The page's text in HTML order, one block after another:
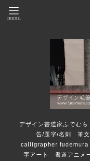
デザイン書道家ふでむ
告/題字/名刺 筆
calligrapher
字アート 書道アニ